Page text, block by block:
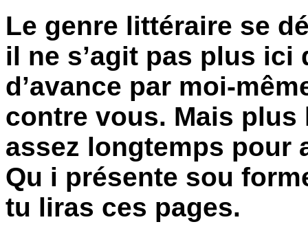
Le genre littéraire se
il ne s’agit pas plus ici
d’avance par moi-
contre vous. Mais
assez longtemps pour
Qu i présente sou
tu liras ces pages.